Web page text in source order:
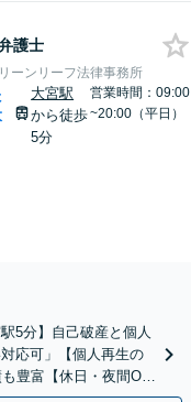
護士
ーンリーフ法律事務所
大宮駅
から徒歩
5分
営業時間：09:00
~20:00（平日）
5分】自己破産と個人
応可」【個人再生の
豊富【休日・夜間O